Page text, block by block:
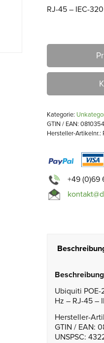
RJ-45 – IEC-
Kategorie:
GTIN / EAN:
Hersteller-Artikelnr.:
+49 (0)69
Beschreibung
Ubiquiti POE-
Hz – RJ-45 –
Hersteller-
GTIN / EAN:
UNSPSC: